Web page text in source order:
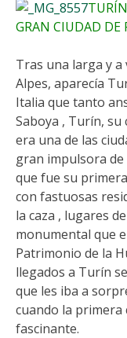
GRAN CIUDAD DE
Tras una larga y
Alpes, aparecía
Italia que tanto
Saboya , Turín, su
era una de las
gran impulsora de
que fue su
con fastuosas
la caza , lugares
monumental que
Patrimonio de la
llegados a Turín
que les iba a
cuando la primera
fascinante.